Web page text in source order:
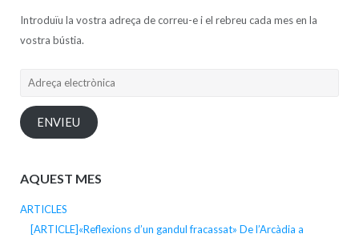
Introduïu la vostra adreça de correu-e i el rebreu cada mes en la
vostra bústia.
Adreça
ENVIEU
AQUEST MES
ARTICLES
[ARTICLE]«Reflexions d’un gandul fracassat» De l’Arcàdia a